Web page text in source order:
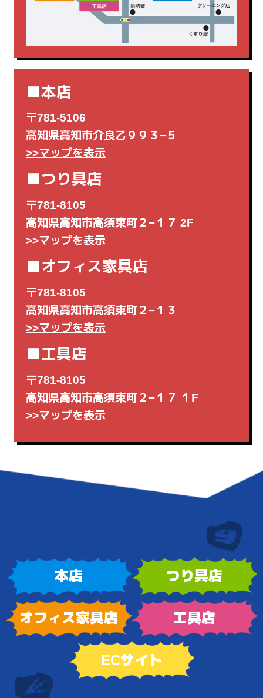
■本店
〒781-5106
高知県高知市介良乙９９３−５
>>マップを表示
■つり具店
〒781-8105
高知県高知市高須東町２−１７ 2F
>>マップを表示
■オフィス家具店
〒781-8105
高知県高知市高須東町２−１３
>>マップを表示
■工具店
〒781-8105
高知県高知市高須東町２−１７ １F
>>マップを表示
本店 つり具店
オフィス家具店 工具店
ECサイト